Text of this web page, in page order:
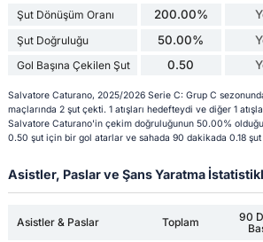
Şut Dönüşüm Oranı 200.00%
Şut Doğruluğu 50.00%
Gol Başına Çekilen Şut 0.50
Salvatore Caturano, 2025/2026 Serie C: Grup C
maçlarında 2 şut çekti. 1 atışları hedefteydi ve diğer 1
Salvatore Caturano'in çekim doğruluğunun 50.00% olduğu
0.50 şut için bir gol atarlar ve sahada 90 dakikada 0.18 şut
Asistler, Paslar ve Şans Yaratma
Asistler & Paslar Toplam
90